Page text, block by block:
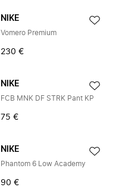
NIKE
Vomero Premium
230 €
NIKE
FCB MNK DF STRK Pant KP
75 €
NIKE
Phantom 6 Low Academy
90 €